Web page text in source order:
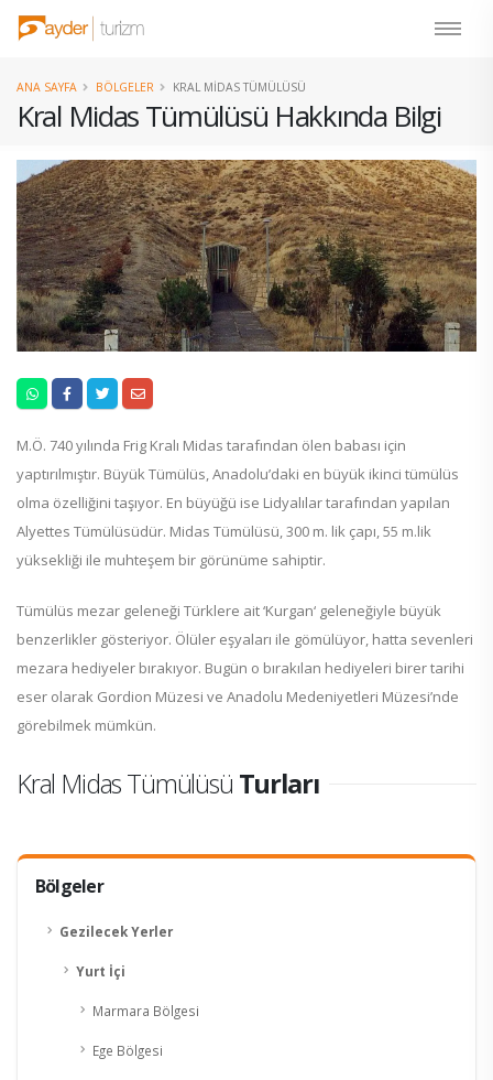
Kral Midas Tümülüsü Hakkında Bilgi
ANA SAYFA BÖLGELER KRAL MIDAS TÜMÜLÜSÜ
Bölgeler
Gezilecek Yerler
Yurt İçi
Marmara Bölgesi
Ege Bölgesi
M.Ö. 740 yılında Frig Kralı Midas tarafından ölen babası için
yaptırılmıştır. Büyük Tümülüs, Anadolu’daki en büyük ikinci tümülüs
olma özelliğini taşıyor. En büyüğü ise Lidyalılar tarafından yapılan
Alyettes Tümülüsüdür. Midas Tümülüsü, 300 m. lik çapı, 55 m.lik
yüksekliği ile muhteşem bir görünüme sahiptir.
Tümülüs mezar geleneği Türklere ait ‘Kurgan‘ geleneğiyle büyük
benzerlikler gösteriyor. Ölüler eşyaları ile gömülüyor, hatta sevenleri
mezara hediyeler bırakıyor. Bugün o bırakılan hediyeleri birer tarihi
eser olarak Gordion Müzesi ve Anadolu Medeniyetleri Müzesi’nde
görebilmek mümkün.
Kral Midas Tümülüsü Turları